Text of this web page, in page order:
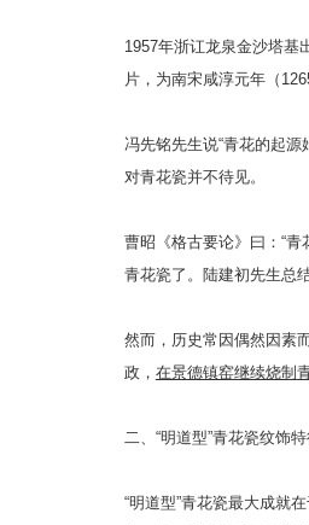
1957年浙讧龙泉金沙塔基
片，为南宋咸淳元年（
冯先铭先生说“青花的起
对青花瓷并不待见。
曹昭《格古要论》曰：“
青花瓷了。陆建初先生总
然而，历史常因偶然因素
政， 在景德镇窑继续烧制
二、“明道型”青花瓷纹饰特
“明道型”青花瓷最大成就